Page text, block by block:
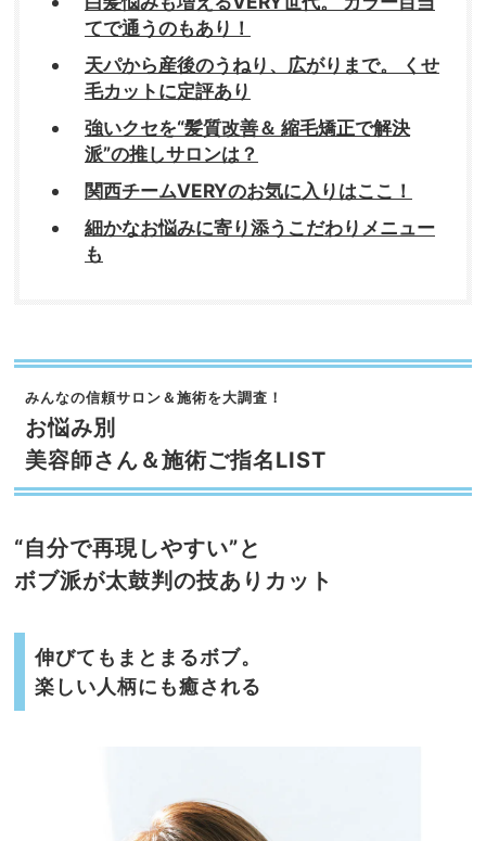
てで通うのもあり！
天パから産後のうねり、広がりまで。 くせ
毛カットに定評あり
強いクセを“髪質改善＆ 縮毛矯正で解決
派”の推しサロンは？
関西チームVERYのお気に入りはここ！
細かなお悩みに寄り添うこだわりメニュー
も
みんなの信頼サロン＆施術を大調査！
お悩み別
美容師さん＆施術ご指名LIST
“自分で再現しやすい”と
ボブ派が太鼓判の技ありカット
伸びてもまとまるボブ。
楽しい人柄にも癒される